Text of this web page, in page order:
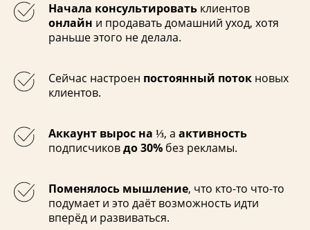
Начала консультировать клиентов
онлайн и продавать домашний уход, хотя
раньше этого не делала.
Сейчас настроен постоянный поток новых
клиентов.
Аккаунт вырос на ⅓, а активность
подписчиковдо 30% без рекламы.
Поменялось мышление, что кто-то что-то
подумает и это даёт возможность идти
вперёд и развиваться.